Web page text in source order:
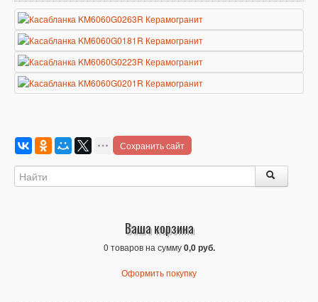
Сохранить сайт
Ваша корзина
0 товаров на сумму0,0 руб.
Оформить покупку